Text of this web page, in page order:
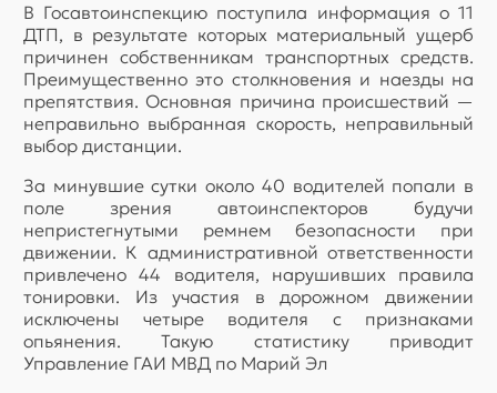
В Госавтоинспекцию поступила информация о 11
ДТП, в результате которых материальный ущерб
причинен собственникам транспортных средств.
Преимущественно это столкновения и наезды на
препятствия. Основная причина происшествий —
неправильно выбранная скорость, неправильный
выбор дистанции.
За минувшие сутки около 40 водителей попали в
поле зрения автоинспекторов будучи
непристегнутыми ремнем безопасности при
движении. К административной ответственности
привлечено 44 водителя, нарушивших правила
тонировки. Из участия в дорожном движении
исключены четыре водителя с признаками
опьянения. Такую статистику приводит
Управление ГАИ МВД по Марий Эл